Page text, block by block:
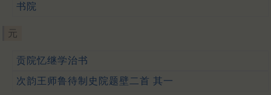
书院
元
贡院忆继学治书
次韵王师鲁待制史院题壁二首 其一